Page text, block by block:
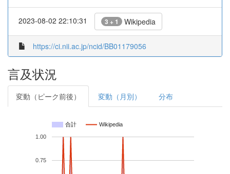
2023-08-02 22:10:31 3 + 1 Wikipedia
https://ci.nii.ac.jp/ncid/BB01179056
言及状況
変動（ピーク前後） 変動（月別） 分布
合計 Wikipedia
0.75
1.00